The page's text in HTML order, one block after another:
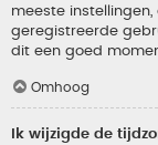
meeste
geregistreerde
dit een goed
Omhoog
Ik wijzigde de